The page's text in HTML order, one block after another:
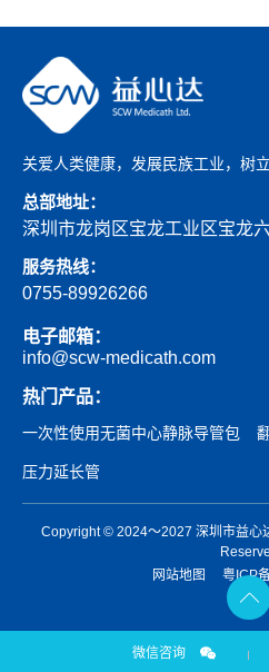
关爱人类健康，发展民族工业，树
总部地址：
深圳市龙岗区宝龙工业区宝龙
服务热线：
0755-89926266
电子邮箱：
info@scw-medicath.com
热门产品：
一次性使用无菌中心静脉导管包
压力延长管
Copyright © 2024～2027 深圳市益心
网站地图
粤ICP
微信咨询